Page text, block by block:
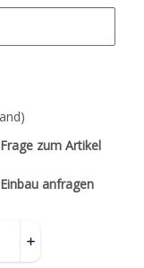
Frage zum Artikel
Einbau anfragen